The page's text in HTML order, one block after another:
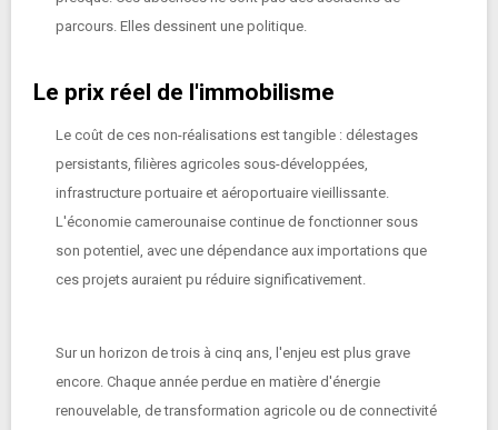
parcours. Elles dessinent une politique.
Le prix réel de l'immobilisme
Le coût de ces non-réalisations est tangible : délestages
persistants, filières agricoles sous-développées,
infrastructure portuaire et aéroportuaire vieillissante.
L'économie camerounaise continue de fonctionner sous
son potentiel, avec une dépendance aux importations que
ces projets auraient pu réduire significativement.
Sur un horizon de trois à cinq ans, l'enjeu est plus grave
encore. Chaque année perdue en matière d'énergie
renouvelable, de transformation agricole ou de connectivité